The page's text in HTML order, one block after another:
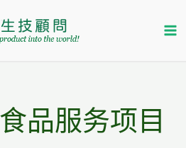
品服务项目